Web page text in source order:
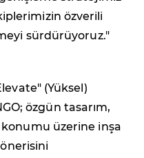
özverili
sürdürüyoruz."
(Yüksel)
özgün tasarım,
üzerine inşa